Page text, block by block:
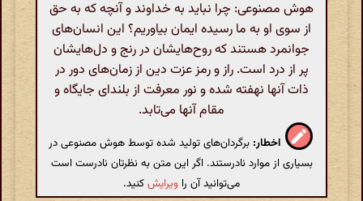
هوش مصنوعی: چرا نباید به خداوند و آنچه که به حق
از سوی او به ما رسیده ایمان بیاوریم؟ این انسان‌های
جوانمرد هستند که روح‌هایشان در رنج و دل‌هایشان
پر از درد است. راز و رمز عزت دین از زمان‌های دور در
ذات آنها نهفته شده و نور معرفت از بلندای جایگاه و
مقام آنها می‌تابد.
اخطار: برگردان‌های تولید شده توسط هوش مصنوعی در
بسیاری از موارد نادرستند. اگر این متن به نظرتان نادرست است
می‌توانید آن را ویرایشکنید.